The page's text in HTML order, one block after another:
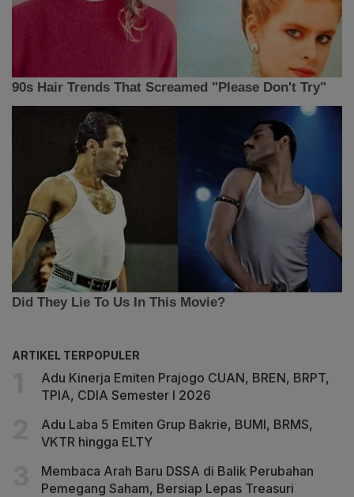
ARTIKEL TERPOPULER
Adu Kinerja Emiten Prajogo CUAN, BREN, BRPT,
TPIA, CDIA Semester I 2026
Adu Laba 5 Emiten Grup Bakrie, BUMI, BRMS,
VKTR hingga ELTY
Membaca Arah Baru DSSA di Balik Perubahan
Pemegang Saham, Bersiap Lepas Treasuri